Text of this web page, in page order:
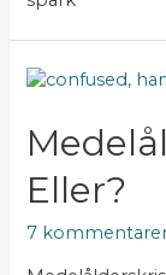
Eller?
7